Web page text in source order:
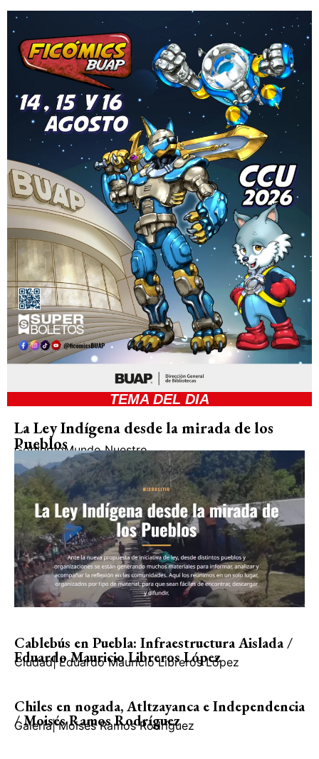
TEMA DEL DIA
La Ley Indígena desde la mirada de los
Pueblos
GobiernoMundo Nuestro
Cablebús en Puebla: Infraestructura Aislada /
Eduardo Mauricio Libreros López
Ciudad| Eduardo Mauricio Libreros López
Chiles en nogada, Atltzayanca e Independencia
/ Moisés Ramos Rodríguez
Galería| Moisés Ramos Rodríguez